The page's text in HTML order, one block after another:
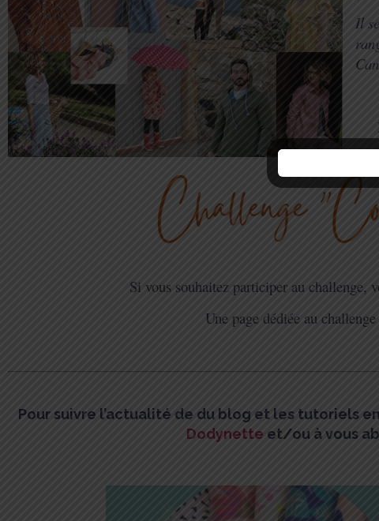
Il
Si vous souhaitez participer au challenge,
Une page dédiée au
Pour suivre l’actualité de du blog et les tutoriels
Dodynette et/ou à vous